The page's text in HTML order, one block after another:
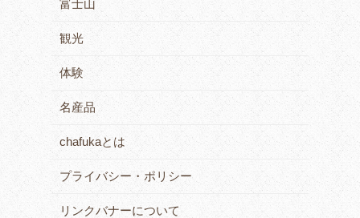
富士山
観光
体験
名産品
chafukaとは
プライバシー・ポリシー
リンクバナーについて